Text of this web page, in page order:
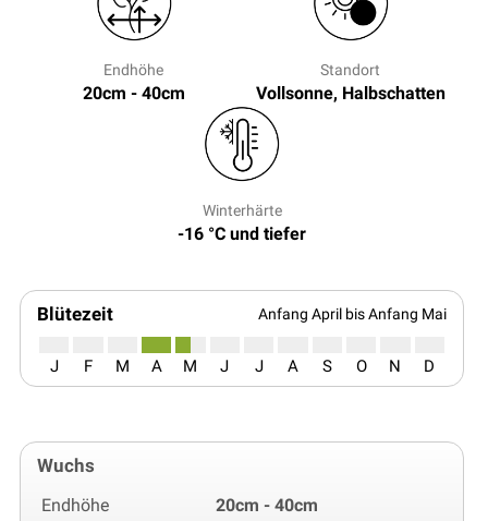
Endhöhe
20cm - 40cm
Standort
Vollsonne, Halbschatten
Winterhärte
-16 °C und tiefer
Blütezeit Anfang April bis Anfang Mai
J F M A M J J A S O N D
Wuchs
Endhöhe 20cm - 40cm